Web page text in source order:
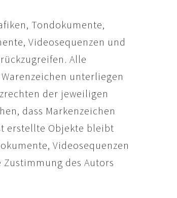
Tondokumente,
Videosequenzen und
Alle
unterliegen
der jeweiligen
dass Markenzeichen
erstellte Objekte bleibt
Videosequenzen
des Autors